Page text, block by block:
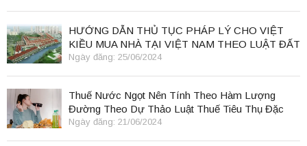
HƯỚNG DẪN THỦ TỤC PHÁP LÝ CHO VIỆT
KIỀU MUA NHÀ TẠI VIỆT NAM THEO LUẬT ĐẤT
ĐAI 2024
Ngày đăng: 25/06/2024
Thuế Nước Ngọt Nên Tính Theo Hàm Lượng
Đường Theo Dự Thảo Luật Thuế Tiêu Thụ Đặc
Biệt
Ngày đăng: 21/06/2024